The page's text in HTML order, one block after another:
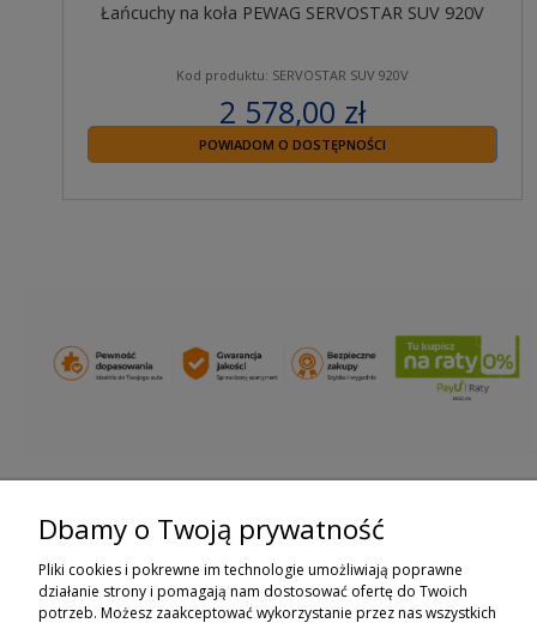
Łańcuchy na koła PEWAG SERVOSTAR SUV 920V
Kod produktu: SERVOSTAR SUV 920V
2 578,00 zł
zawiera 23% VAT
POWIADOM O DOSTĘPNOŚCI
ZAPISZ SIĘ DO NEWSLETTERA
ZAPISZ SIĘ
Dbamy o Twoją prywatność
Pliki cookies i pokrewne im technologie umożliwiają poprawne
działanie strony i pomagają nam dostosować ofertę do Twoich
potrzeb. Możesz zaakceptować wykorzystanie przez nas wszystkich